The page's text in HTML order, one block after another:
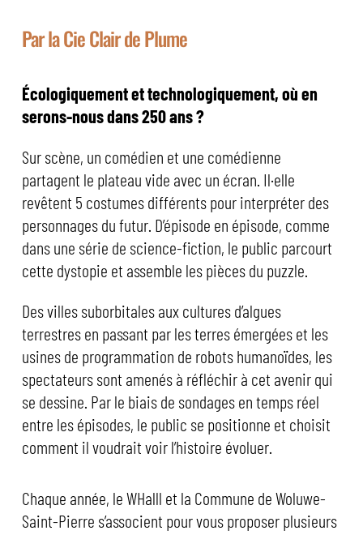
Par la Cie Clair de Plume
Écologiquement et technologiquement, où en
serons-nous dans 250 ans ?
Sur scène, un comédien et une comédienne
partagent le plateau vide avec un écran. Il·elle
revêtent 5 costumes différents pour interpréter des
personnages du futur. D’épisode en épisode, comme
dans une série de science-fiction, le public parcourt
cette dystopie et assemble les pièces du puzzle.
Des villes suborbitales aux cultures d’algues
terrestres en passant par les terres émergées et les
usines de programmation de robots humanoïdes, les
spectateurs sont amenés à réfléchir à cet avenir qui
se dessine. Par le biais de sondages en temps réel
entre les épisodes, le public se positionne et choisit
comment il voudrait voir l’histoire évoluer.
Chaque année, le WHalll et la Commune de Woluwe-
Saint-Pierre s’associent pour vous proposer plusieurs